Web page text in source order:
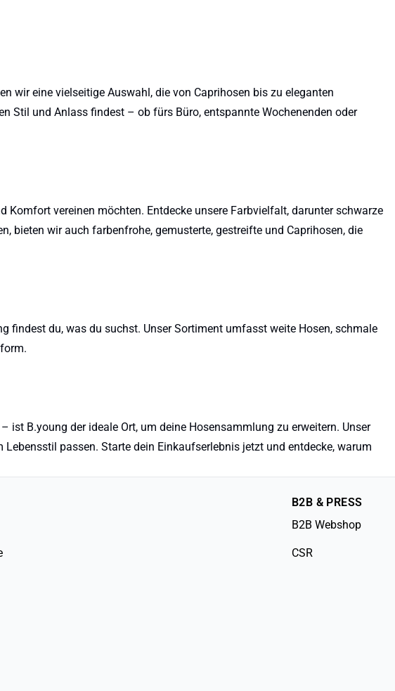
wir eine vielseitige Auswahl, die von Caprihosen bis zu eleganten
Stil und Anlass findest – ob fürs Büro, entspannte Wochenenden oder
vereinen möchten. Entdecke unsere Farbvielfalt, darunter schwarze
bieten wir auch farbenfrohe, gemusterte, gestreifte und Caprihosen, die
findest du, was du suchst. Unser Sortiment umfasst weite Hosen, schmale
B.young der ideale Ort, um deine Hosensammlung zu erweitern. Unser
passen. Starte dein Einkaufserlebnis jetzt und entdecke, warum
B2B & PRESS
B2B Webshop
CSR